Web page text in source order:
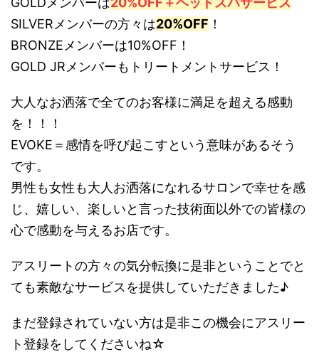
SILVERメンバーの方々は20%OFF ！
BRONZEメンバーは10%OFF！
GOLD JRメンバーもトリートメントサービス！
大人なお洒落で全てのお客様に満足を超える感動
を！！！
EVOKE＝感情を呼び起こすという意味があるそう
です。
男性も女性も大人お洒落になれるサロンで幸せを感
じ、嬉しい、楽しいと言った技術面以外での皆様の
心で感動を与えるお店です。
アスリートの方々の気分転換に是非ということでと
ても素敵なサービスを提供していただきました♪
まだ登録されていない方は是非この機会にアスリー
ト登録をしてくださいね☆